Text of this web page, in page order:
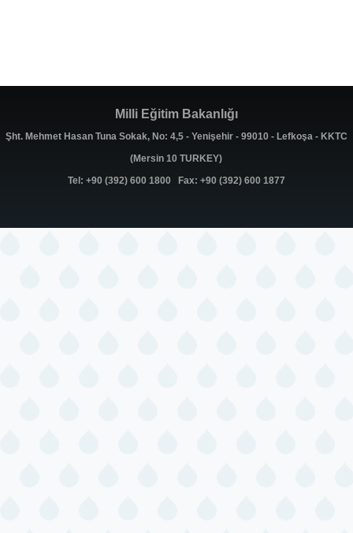
Milli Eğitim Bakanlığı
Şht. Mehmet Hasan Tuna Sokak, No: 4,5 - Yenişehir - 99010 - Lefkoşa - KKTC
(Mersin 10 TURKEY)
Tel: +90 (392) 600 1800 Fax: +90 (392) 600 1877